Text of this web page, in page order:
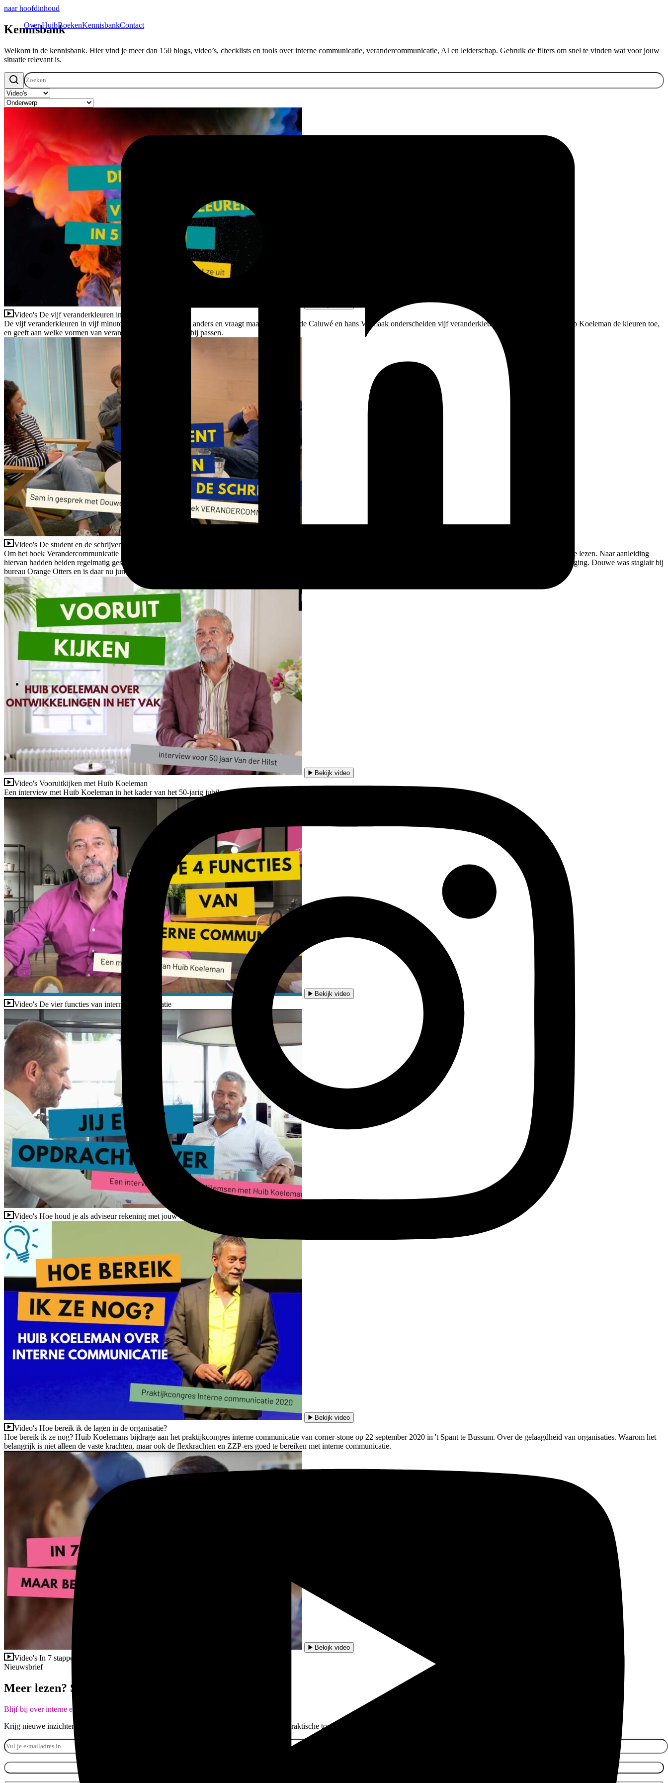
naar hoofdinhoud
Over HuibBoekenKennisbankContact
Kennisbank
Welkom in de kennisbank. Hier vind je meer dan 150 blogs, video’s, checklists en tools over interne communicatie, verandercommunicatie, AI en leiderschap. Gebruik de filters om snel te vinden wat voor jouw
situatie relevant is.
Video's De vijf veranderkleuren in vijf minuten
De vijf veranderkleuren in vijf minuten. Elke verandering is anders en vraagt maatwerk. Leon de Caluwé en hans Vermaak onderscheiden vijf veranderkleuren. In deze video ligt Huib Koeleman de kleuren toe,
en geeft aan welke vormen van verandercommunicatie daarbij passen.
Video's De student en de schrijver
Om het boek Verandercommunicatie interessant te maken voor studenten communicatie, heeft schrijver Huib Koeleman, student Douwe Dijkhuizen gevraagd een eerste versie tegen te lezen. Naar aanleiding
hiervan hadden beiden regelmatig gesprekken over het boek. De feedback heeft Huib verwerkt in een eindversie. Sam Megally van Orange Otters interviewt hen beiden over hoe dat ging. Douwe was stagiair bij
bureau Orange Otters en is daar nu junior adviseur. Het fragment is onderdeel van een langer interview in het teken van 10 jaar Orange Otters.
Bekijk video
Video's Vooruitkijken met Huib Koeleman
Een interview met Huib Koeleman in het kader van het 50-jarig jubileum van opleidingsbureau Van der Hilst.
Bekijk video
Video's De vier functies van interne communicatie
Video's Hoe houd je als adviseur rekening met jouw opdrachtgever en de stakeholders?
Bekijk video
Video's Hoe bereik ik de lagen in de organisatie?
Hoe bereik ik ze nog? Huib Koelemans bijdrage aan het praktijkcongres interne communicatie van corner-stone op 22 september 2020 in 't Spant te Bussum. Over de gelaagdheid van organisaties. Waarom het
belangrijk is niet alleen de vaste krachten, maar ook de flexkrachten en ZZP-ers goed te bereiken met interne communicatie.
Bekijk video
Video's In 7 stappen naar betere interne communicatie
Nieuwsbrief
Meer lezen? Schrijf hier in.
Blijf bij over interne en verandercommunicatie
Krijg nieuwe inzichten over verandercommunicatie voordat ze in een boek belanden. Plus praktische tools die je nergens anders vindt.